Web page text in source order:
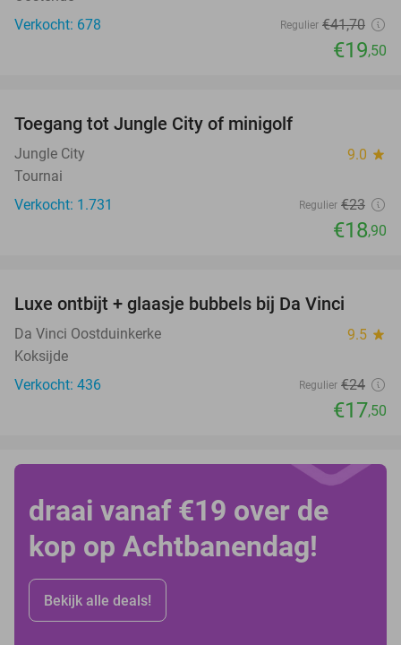
Verkocht: 678
Regulier €41,70
€19,50
Toegang tot Jungle City of minigolf
Jungle City 9.0 star
Tournai
Verkocht: 1.731
Regulier €23
€18,90
Luxe ontbijt + glaasje bubbels bij Da Vinci
Da Vinci Oostduinkerke 9.5 star
Koksijde
Verkocht: 436
Regulier €24
€17,50
draai vanaf €19 over de
kop op Achtbanendag!
Bekijk alle deals!